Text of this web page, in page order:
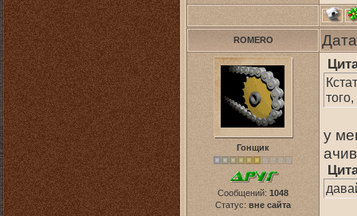
ROMERO
Гонщик
Сообщений: 1048
Статус: вне сайта
у